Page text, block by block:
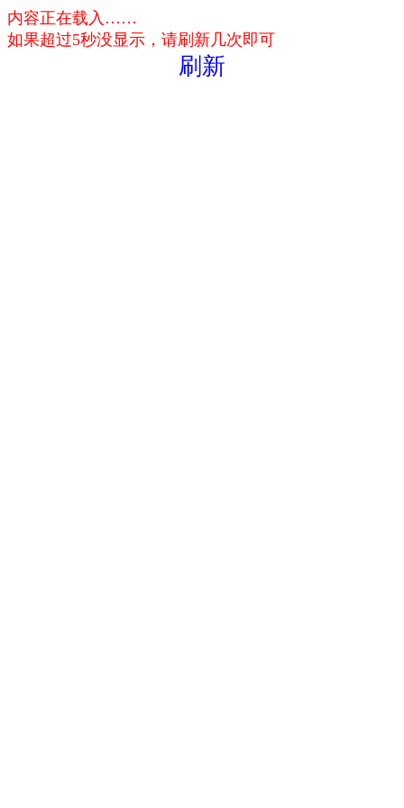
内容正在载入……
如果超过5秒没显示，请刷新几次即可
刷新